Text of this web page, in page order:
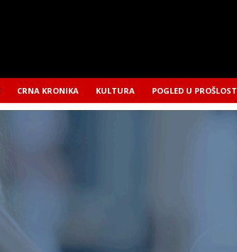
CRNA KRONIKA KULTURA POGLED U PROŠLOST